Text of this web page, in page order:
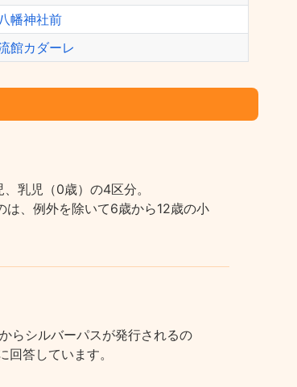
幡神社前
館カダーレ
乳児（0歳）の4区分。
、例外を除いて6歳から12歳の小
らシルバーパスが発行されるの
答しています。